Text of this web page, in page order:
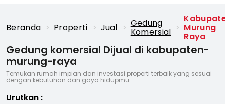
Beranda > Properti > Jual > Gedung
Komersial > Murung
Raya
Gedung komersial Dijual di kabupaten-
murung-raya
Temukan rumah impian dan investasi properti terbaik yang sesuai
dengan kebutuhan dan gaya hidupmu
Urutkan :